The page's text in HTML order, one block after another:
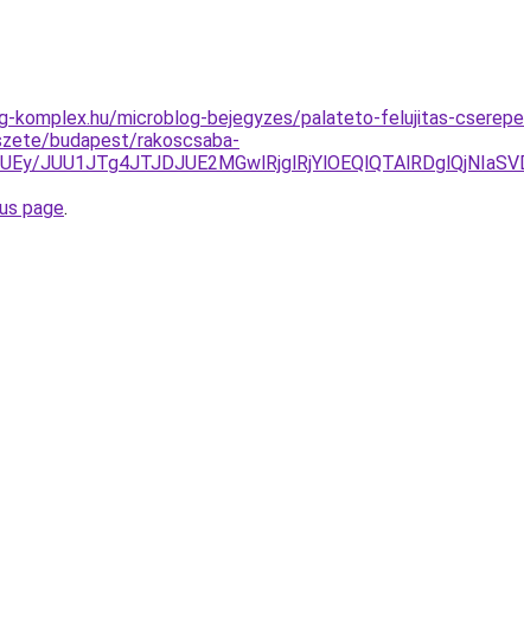
komplex.hu/microblog-bejegyzes/palateto-felujitas-
budapest/rakoscsaba-
page.